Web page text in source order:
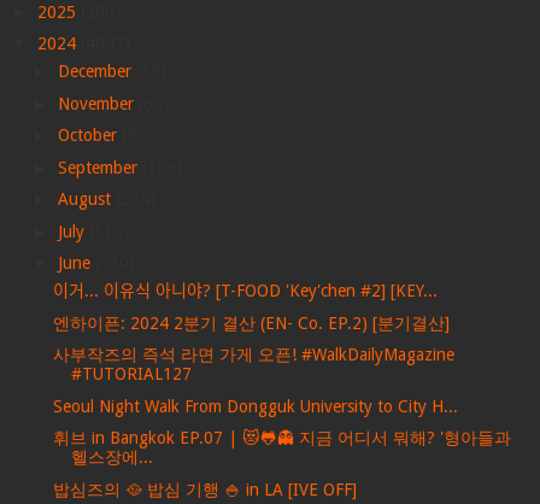
2025
2024
December
November
October
September
August
July
June
이거... 이유식 아니야? [T-FOOD 'Key'chen #2] [KEY...
엔하이픈: 2024 2분기 결산 (EN- Co. EP.2) [분기결산]
사부작즈의 즉석 라면 가게 오픈! #WalkDailyMagazine
#TUTORIAL127
Seoul Night Walk From Dongguk University to City H...
휘브 in Bangkok EP.07 | 😻🐸👻 지금 어디서 뭐해? '형아들과
헬스장에...
밥심즈의 🥘 밥심 기행 🍚 in LA [IVE OFF]